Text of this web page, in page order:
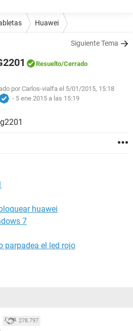
Huawei
Siguiente Tema
Resuelto/Cerrado
por Carlos-vialfa el 5/01/2015, 15:18
- 5 ene 2015 a las 15:19
huawei
7
parpadea el led rojo
278.797